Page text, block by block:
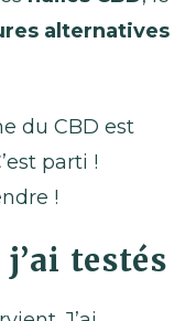
alternatives
du CBD est
parti !
!
testés